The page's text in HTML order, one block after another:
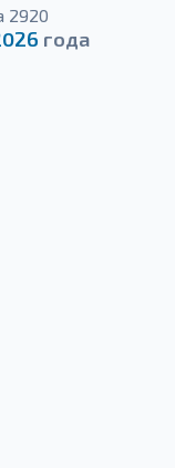
2920
года